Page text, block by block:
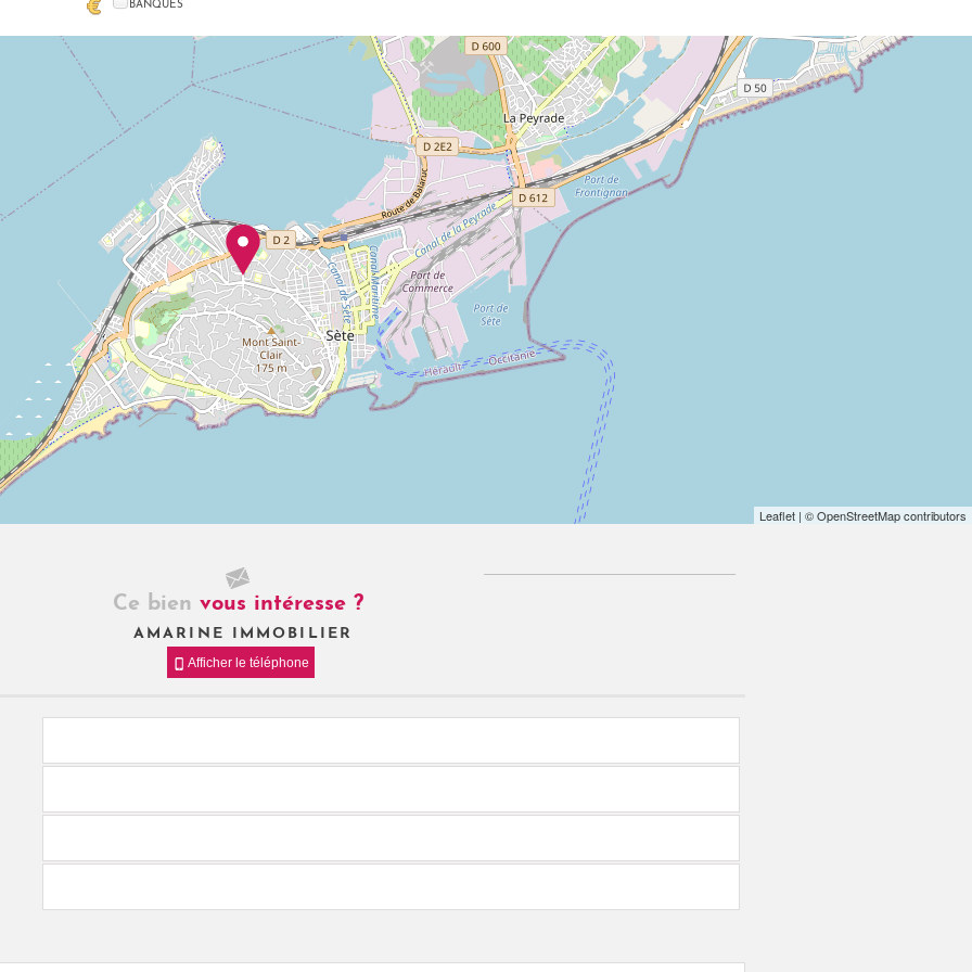
BANQUES
Leaflet | © OpenStreetMap contributors
Ce bien vous intéresse ?
AMARINE IMMOBILIER
Afficher le téléphone